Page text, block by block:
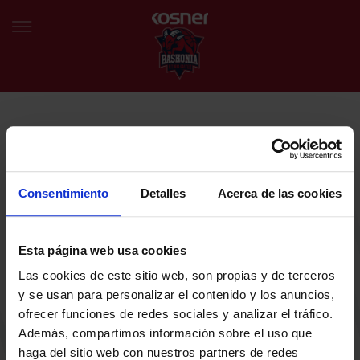
Consentimiento Detalles Acerca de las cookies
Esta página web usa cookies
Las cookies de este sitio web, son propias y de terceros
y se usan para personalizar el contenido y los anuncios,
ofrecer funciones de redes sociales y analizar el tráfico.
Además, compartimos información sobre el uso que
haga del sitio web con nuestros partners de redes
BERRIAK
SARRERAK
ABONATUAK
EGUTEGIA
Egin bat gure harmaila birtualarekin eta izan lehena klubaren
azken albiste eta promozioen berri izaten.
Baskoniaren Pribatutasun politika irakurri eta onartzen dut eta
Baskoniaren jarduerei, produktuei, zerbitzuei, lehiaketei, eskaintzei
eta/edo sustapenei buruzko komunikazio elektronikoak jaso nahi ditut.
DENDA OFIZIALA BASKONIA
SARRERAK